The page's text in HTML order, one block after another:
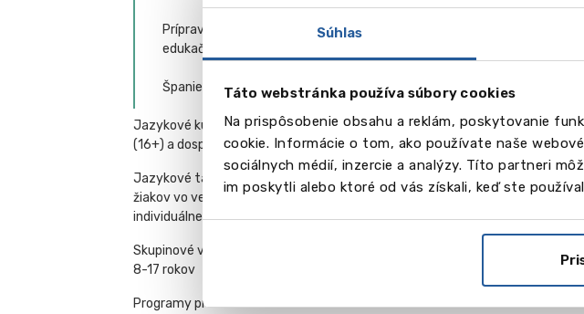
Súhlas
Táto webstránka používa súbory cookies
Na prispôsobenie obsahu a reklám, poskytovanie
cookie. Informácie o tom, ako používate naše
sociálnych médií, inzercie a analýzy. Títo partneri
im poskytli alebo ktoré od vás získali, keď ste
Prípravné medzinárodné
edukačné centrá (Anglicko)
Španielsko
Jazykové kurzy pre mladých
(16+) a dospelých
Jazykové tábory, kurzy pre
žiakov vo veku 7-18 rokov -
individuálne výlety
Skupinové vzdelávacie pobyty -
8-17 rokov
Programy pre manažérov a